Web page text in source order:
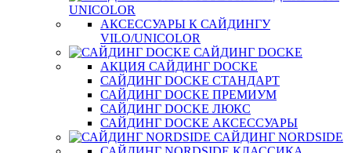
UNICOLOR
АКСЕССУАРЫ К САЙДИНГУ
VILO/UNICOLOR
САЙДИНГ DOCKE
АКЦИЯ САЙДИНГ DOCKE
САЙДИНГ DOCKE СТАНДАРТ
САЙДИНГ DOCKE ПРЕМИУМ
САЙДИНГ DOCKE ЛЮКС
САЙДИНГ DOCKE АКСЕССУАРЫ
САЙДИНГ NORDSIDE